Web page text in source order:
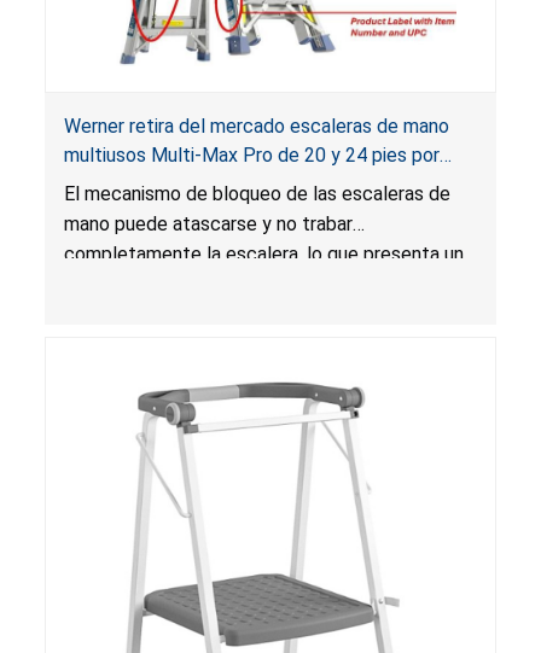
Werner retira del mercado escaleras de mano
multiusos Multi-Max Pro de 20 y 24 pies por
riesgo de caída
El mecanismo de bloqueo de las escaleras de
mano puede atascarse y no trabar
completamente la escalera, lo que presenta un